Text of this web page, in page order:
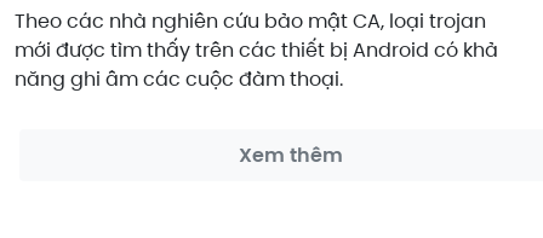
Theo các nhà nghiên cứu bảo mật CA, loại trojan
mới được tìm thấy trên các thiết bị Android có khả
năng ghi âm các cuộc đàm thoại.
Xem thêm